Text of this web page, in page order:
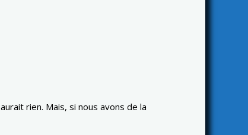
rien. Mais, si nous avons de la